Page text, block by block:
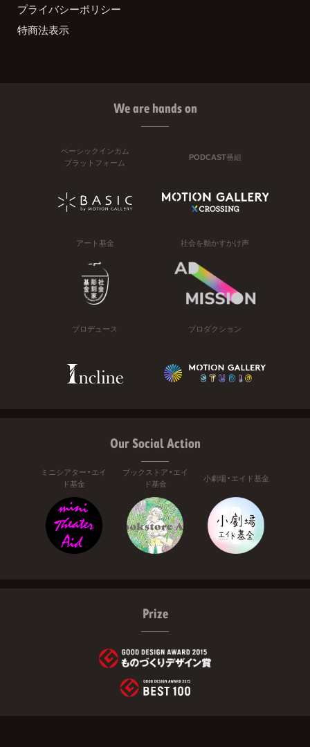
プライバシーポリシー
特商法表示
We are hands on
ベーシックインカム
プラットフォーム
PODCAST番組
アート基金 社会を動かすかけ声
プロデュース プロダクション
Our Social Action
ミニシアター・エイ
ド基金
ブックストア・エイ
ド基金
小劇場・エイド基金
Prize